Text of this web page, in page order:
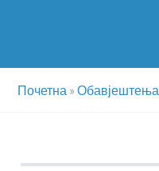
Почетна »Обавјештења